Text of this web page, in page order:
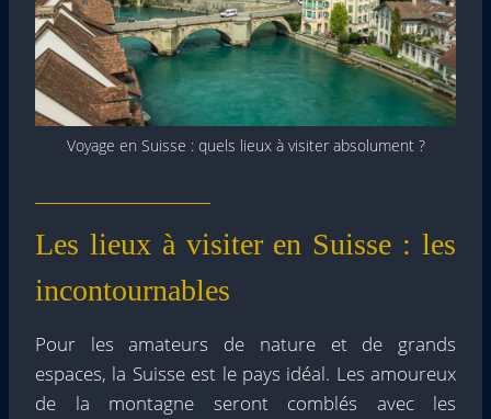
Voyage en Suisse : quels lieux à visiter absolument ?
Les lieux à visiter en Suisse : les
incontournables
Pour les amateurs de nature et de grands
espaces, la Suisse est le pays idéal. Les amoureux
de la montagne seront comblés avec les